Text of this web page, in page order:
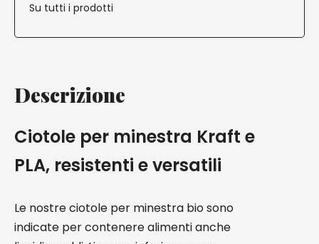
Su tutti i prodotti
Descrizione
Ciotole per minestra Kraft e
PLA, resistenti e versatili
Le nostre ciotole per minestra bio sono
indicate per contenere alimenti anche